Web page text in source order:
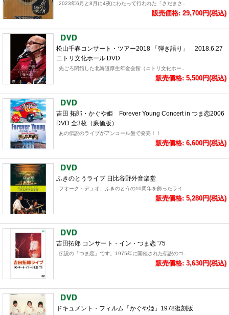
2023年6月と8月に4夜にわたって行われた「さだまさ..
販売価格: 29,700円(税込)
松山千春コンサート・ツアー2018 「弾き語り」 2018.6.27
ニトリ文化ホール DVD
先ごろ閉館した北海道厚生年金会館（ニトリ文化ホー..
販売価格: 5,500円(税込)
吉田 拓郎・かぐや姫 Forever Young Concert in つま恋2006
DVD 全3枚（廉価版）
あの伝説のライブがアンコール盤で発売！！
販売価格: 6,600円(税込)
ふきのとうライブ 日比谷野外音楽堂
フオーク・デュオ、ふきのとうの10周年を飾ったライ..
販売価格: 5,280円(税込)
吉田拓郎 コンサート・イン・つま恋 '75
伝説の「つま恋」です。1975年に開催された伝説のコ..
販売価格: 3,630円(税込)
ドキュメント・フィルム「かぐや姫」1978復刻版